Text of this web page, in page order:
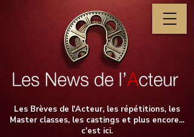
Les Brèves de l'Acteur, les répétitions, les
Master classes, les castings et plus encore...
c'est ici.